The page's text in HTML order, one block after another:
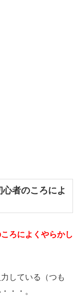
者のころによ
ろによくやらかし
している（つも
・・。